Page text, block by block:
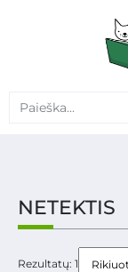
NETEKTIS
Rezultatų: 1